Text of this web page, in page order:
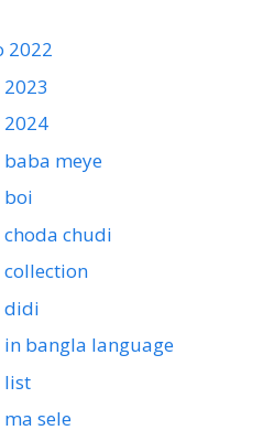
2022
meye
boi
chudi
didi
bangla language
list
sele